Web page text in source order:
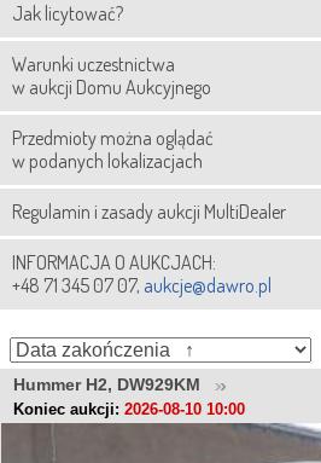
Jak licytować?
Warunki uczestnictwa
w aukcji Domu Aukcyjnego
Przedmioty można oglądać
w podanych lokalizacjach
Regulamin i zasady aukcji MultiDealer
INFORMACJA O AUKCJACH:
+48 71 345 07 07, aukcje@dawro.pl
Hummer H2, DW929KM
Koniec aukcji: 2026-08-10 10:00